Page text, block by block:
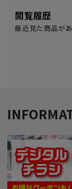
閲覧履歴
最近見た商品があ